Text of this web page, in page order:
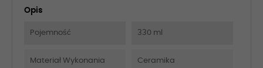
Opis
Pojemność 330 ml
Materiał Wykonania Ceramika